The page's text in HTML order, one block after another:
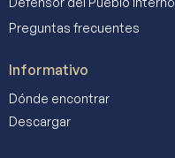
Preguntas frecuentes
Informativo
Dónde encontrar
Descargar